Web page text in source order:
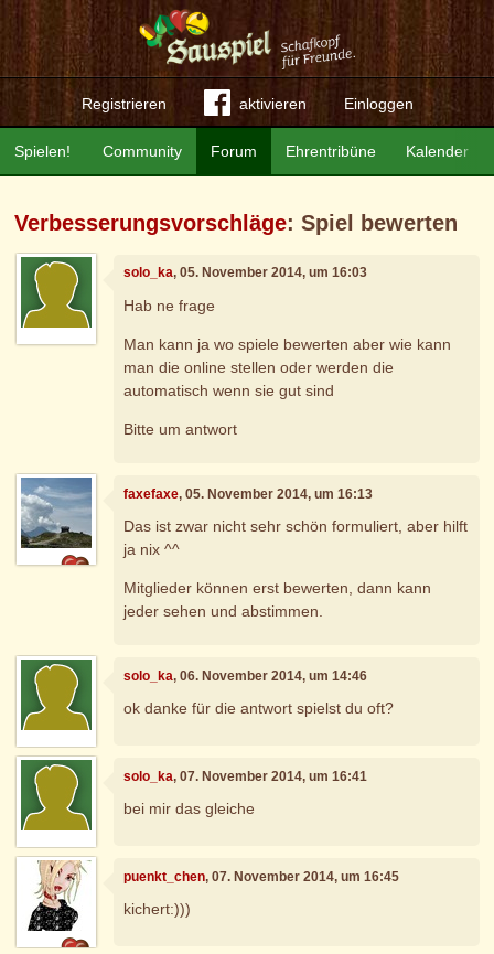
Registrieren aktivieren Einloggen
Community Forum Ehrentribüne Kalender
Spielen!
Verbesserungsvorschläge: Spiel bewerten
solo_ka, 05. November 2014, um 16:03
Hab ne frage
Man kann ja wo spiele bewerten aber wie kann
man die online stellen oder werden die
automatisch wenn sie gut sind
Bitte um antwort
faxefaxe, 05. November 2014, um 16:13
Das ist zwar nicht sehr schön formuliert, aber hilft
ja nix ^^
Mitglieder können erst bewerten, dann kann
jeder sehen und abstimmen.
solo_ka, 06. November 2014, um 14:46
ok danke für die antwort spielst du oft?
solo_ka, 07. November 2014, um 16:41
bei mir das gleiche
puenkt_chen, 07. November 2014, um 16:45
kichert:)))